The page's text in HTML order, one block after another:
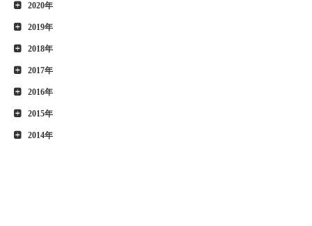
2020年
2019年
2018年
2017年
2016年
2015年
2014年